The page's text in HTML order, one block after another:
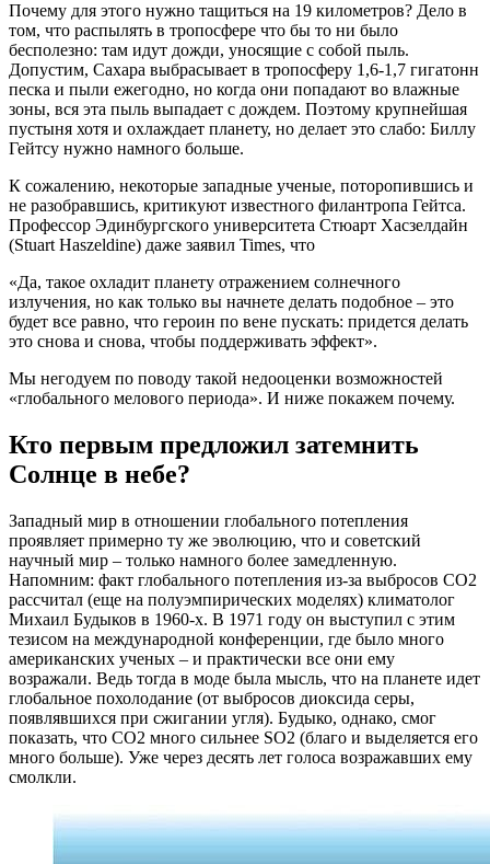
Почему для этого нужно тащиться на 19 километров? Дело в
том, что распылять в тропосфере что бы то ни было
бесполезно: там идут дожди, уносящие с собой пыль.
Допустим, Сахара выбрасывает в тропосферу 1,6-1,7 гигатонн
песка и пыли ежегодно, но когда они попадают во влажные
зоны, вся эта пыль выпадает с дождем. Поэтому крупнейшая
пустыня хотя и охлаждает планету, но делает это слабо: Биллу
Гейтсу нужно намного больше.
К сожалению, некоторые западные ученые, поторопившись и
не разобравшись, критикуют известного филантропа Гейтса.
Профессор Эдинбургского университета Стюарт Хасзелдайн
(Stuart Haszeldine) даже заявил Times, что
«Да, такое охладит планету отражением солнечного
излучения, но как только вы начнете делать подобное – это
будет все равно, что героин по вене пускать: придется делать
это снова и снова, чтобы поддерживать эффект».
Мы негодуем по поводу такой недооценки возможностей
«глобального мелового периода». И ниже покажем почему.
Кто первым предложил затемнить
Солнце в небе?
Западный мир в отношении глобального потепления
проявляет примерно ту же эволюцию, что и советский
научный мир – только намного более замедленную.
Напомним: факт глобального потепления из-за выбросов СО2
рассчитал (еще на полуэмпирических моделях) климатолог
Михаил Будыков в 1960-х. В 1971 году он выступил с этим
тезисом на международной конференции, где было много
американских ученых – и практически все они ему
возражали. Ведь тогда в моде была мысль, что на планете идет
глобальное похолодание (от выбросов диоксида серы,
появлявшихся при сжигании угля). Будыко, однако, смог
показать, что СО2 много сильнее SO2 (благо и выделяется его
много больше). Уже через десять лет голоса возражавших ему
смолкли.